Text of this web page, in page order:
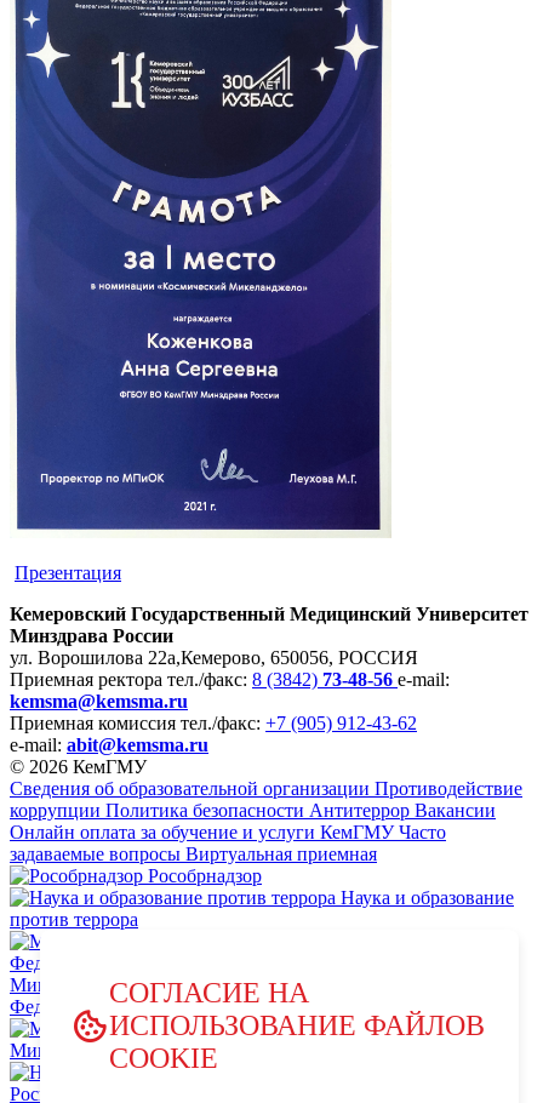
Презентация
Кемеровский Государственный Медицинский Университет
Минздрава России
ул. Ворошилова 22а,Кемерово, 650056, РОССИЯ
Приемная ректора тел./факс: 8 (3842) 73-48-56 e-mail:
kemsma@kemsma.ru
Приемная комиссия тел./факс: +7 (905) 912-43-62
e-mail: abit@kemsma.ru
© 2026 КемГМУ
Сведения об образовательной организации Противодействие
коррупции Политика безопасности Антитеррор Вакансии
Онлайн оплата за обучение и услуги КемГМУ Часто
задаваемые вопросы Виртуальная приемная
Рособрнадзор
Наука и образование
против террора
Министерство науки и высшего образования Российской
Федерации
Министерство просвещения Российской Федерации
НЦПТИ.РФ
Роспотребнадзор
СОГЛАСИЕ НА
ИСПОЛЬЗОВАНИЕ ФАЙЛОВ
COOKIE